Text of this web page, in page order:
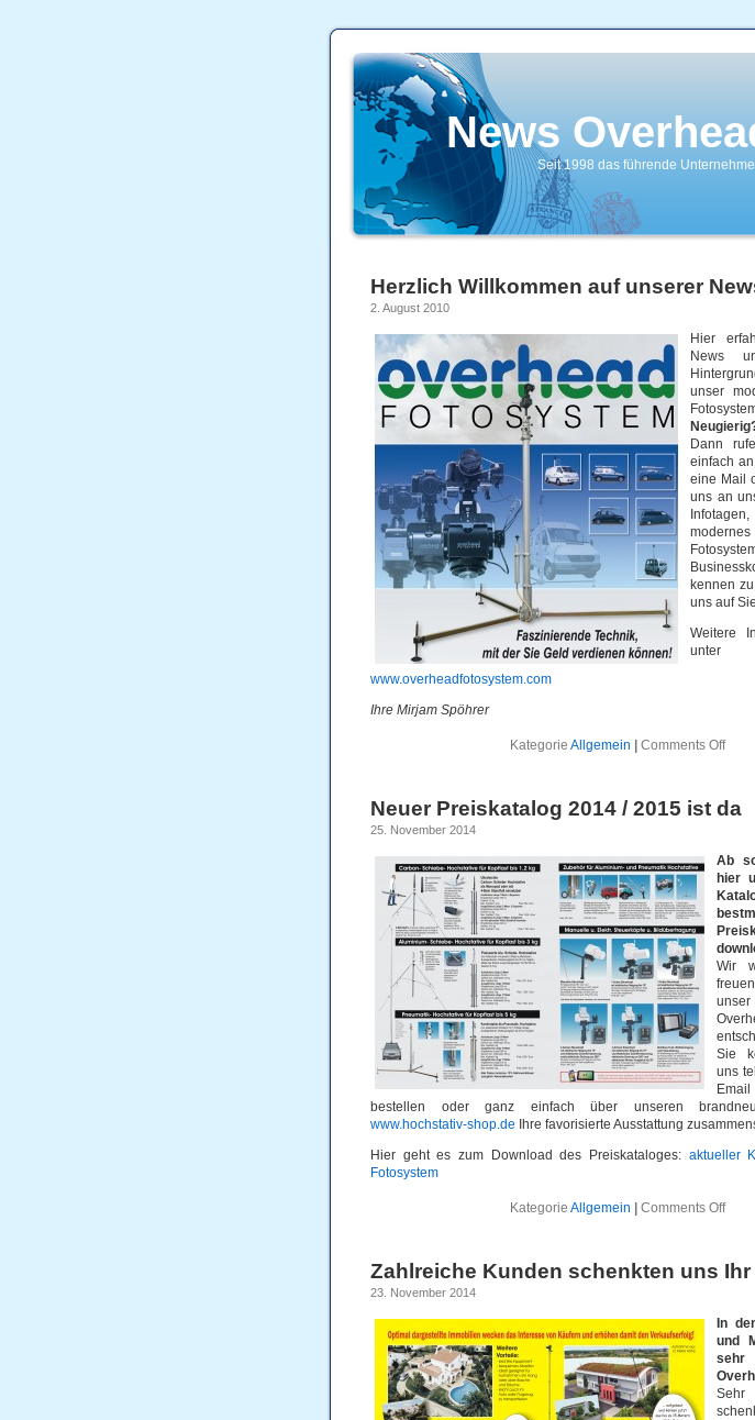
News
Seit 1998 das führende
Herzlich Willkommen auf unserer
2. August 2010
Hier
News
unser
Dann
einfach
eine Mail
uns an
kennen
uns auf
Weitere
unter
www.overheadfotosystem.com
Ihre Mirjam Spöhrer
Kategorie Allgemein Comments Off
Neuer Preiskatalog 2014 / 2015 ist da
25. November 2014
Ab
hier
Wir
Sie
uns
bestellen oder ganz einfach über unseren
www.hochstativ-shop.de Ihre favorisierte Ausstattung
Hier geht es zum Download des Preiskataloges: aktueller
Fotosystem
Kategorie Allgemein Comments Off
Zahlreiche Kunden schenkten uns Ihr
23. November 2014
In
und
sehr